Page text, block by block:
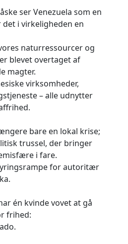
ser Venezuela som en
det i virkeligheden en
naturressourcer og
blevet overtaget af
magter.
virksomheder,
– alle udnytter
bare en lokal krise;
trussel, der bringer
i fare.
for autoritær
én kvinde vovet at gå
frihed: